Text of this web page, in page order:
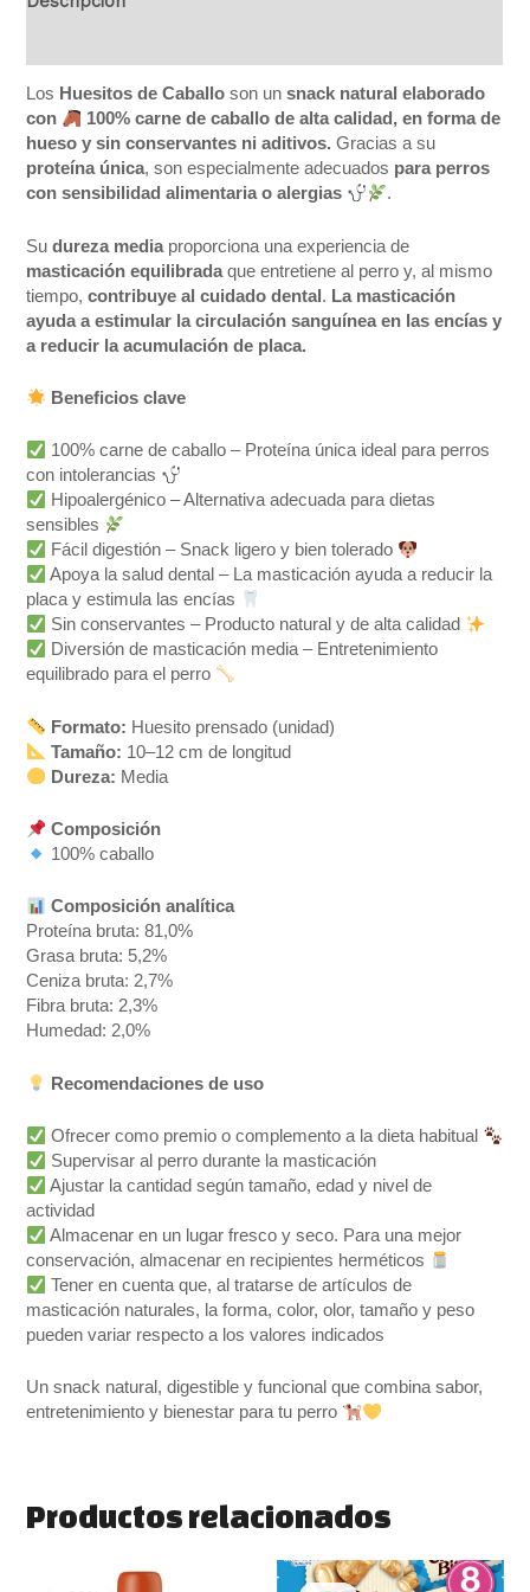
Los Huesitos de Caballo son un snack natural elaborado
con
100% carne de caballo de alta calidad, en forma de
hueso y sin conservantes ni aditivos. Gracias a su
proteína única, son especialmente adecuados para perros
con sensibilidad alimentaria o alergias
.
Sudureza media proporciona una experiencia de
masticación equilibrada que entretiene al perro y, al mismo
tiempo,contribuye al cuidado dental . La masticación
ayuda a estimular la circulación sanguínea en las encías y
a reducir la acumulación de placa.
Beneficios clave
100% carne de caballo – Proteína única ideal para perros
con intolerancias
Hipoalergénico – Alternativa adecuada para dietas
sensibles
Fácil digestión – Snack ligero y bien tolerado
Apoya la salud dental – La masticación ayuda a reducir la
placa y estimula las encías
Sin conservantes – Producto natural y de alta calidad
Diversión de masticación media – Entretenimiento
equilibrado para el perro
Formato: Huesito prensado (unidad)
Tamaño: 10–12 cm de longitud
Dureza: Media
Composición
100% caballo
Composición analítica
Proteína bruta: 81,0%
Grasa bruta: 5,2%
Ceniza bruta: 2,7%
Fibra bruta: 2,3%
Humedad: 2,0%
Recomendaciones de uso
Ofrecer como premio o complemento a la dieta habitual
Supervisar al perro durante la masticación
Ajustar la cantidad según tamaño, edad y nivel de
actividad
Almacenar en un lugar fresco y seco. Para una mejor
conservación, almacenar en recipientes herméticos
Tener en cuenta que, al tratarse de artículos de
masticación naturales, la forma, color, olor, tamaño y peso
pueden variar respecto a los valores indicados
Un snack natural, digestible y funcional que combina sabor,
entretenimiento y bienestar para tu perro
Productos relacionados
El
El
El